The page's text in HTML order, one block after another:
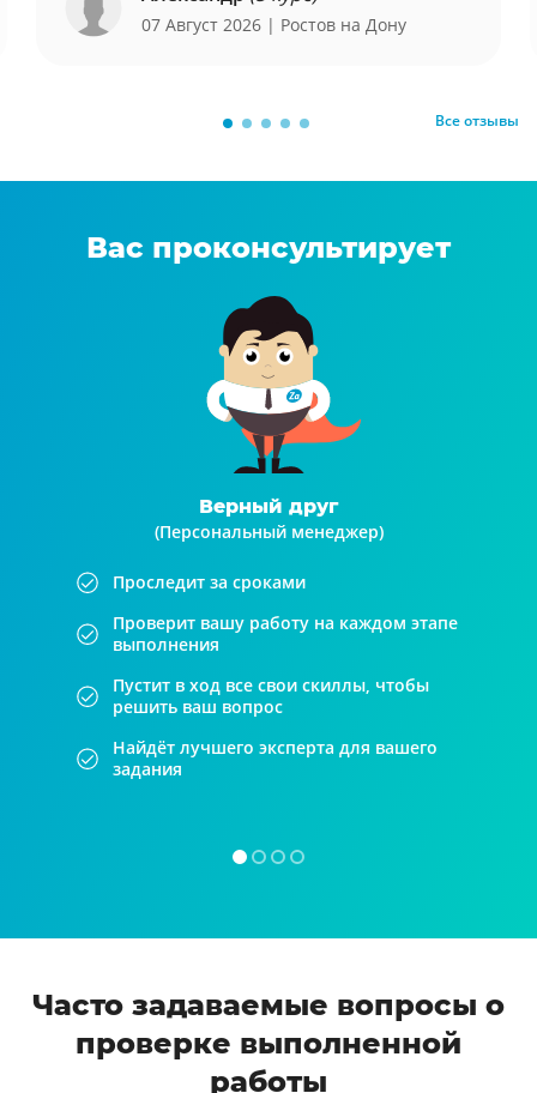
07 Август 2026 | Ростов на Дону
Все отзывы
Вас проконсультирует
Верный друг
(Персональный менеджер)
Проследит за сроками
Проверит вашу работу на каждом этапе
выполнения
Пустит в ход все свои скиллы, чтобы
решить ваш вопрос
Найдёт лучшего эксперта для вашего
задания
Часто задаваемые вопросы о
проверке выполненной
работы